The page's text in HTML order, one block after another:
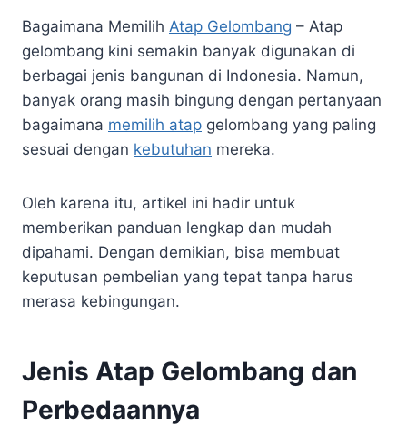
Bagaimana Memilih Atap Gelombang – Atap
gelombang kini semakin banyak digunakan di
berbagai jenis bangunan di Indonesia. Namun,
banyak orang masih bingung dengan pertanyaan
bagaimana memilih atap gelombang yang paling
sesuai dengan kebutuhan mereka.
Oleh karena itu, artikel ini hadir untuk
memberikan panduan lengkap dan mudah
dipahami. Dengan demikian, bisa membuat
keputusan pembelian yang tepat tanpa harus
merasa kebingungan.
Jenis Atap Gelombang dan
Perbedaannya